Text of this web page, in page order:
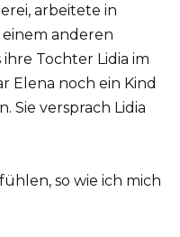
arbeitete in
anderen
Tochter Lidia im
Elena noch ein Kind
Sie versprach Lidia
so wie ich mich